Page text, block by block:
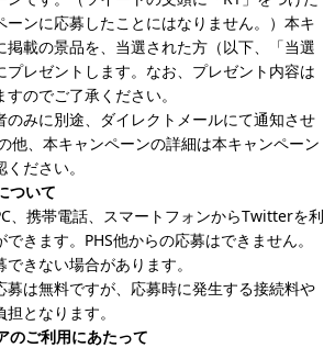
ーンに応募したことにはなりません。）本キ
掲載の景品を、当選された方（以下、「当選
プレゼントします。なお、プレゼント内容は
のでご了承ください。
のみに別途、ダイレクトメールにて通知させ
他、本キャンペーンの詳細は本キャンペーン
ださい。
ついて
、携帯電話、スマートフォンからTwitterを利
きます。PHS他からの応募はできません。
きない場合があります。
募は無料ですが、応募時に発生する接続料や
となります。
のご利用にあたって